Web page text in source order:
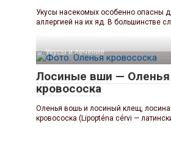
Укусы насекомых особенно опасны
аллергией на их яд. В большинстве
Укусы и лечение
Лосиные вши — Оленья
кровососка
Оленья вошь и лосиный клещ,
кровососка (Lipopténa cérvi —